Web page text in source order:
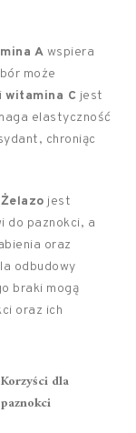
A wspiera
może
witamina C jest
elastyczność
chroniąc
Żelazo jest
do paznokci, a
oraz
odbudowy
braki mogą
oraz ich
Korzyści dla
paznokci